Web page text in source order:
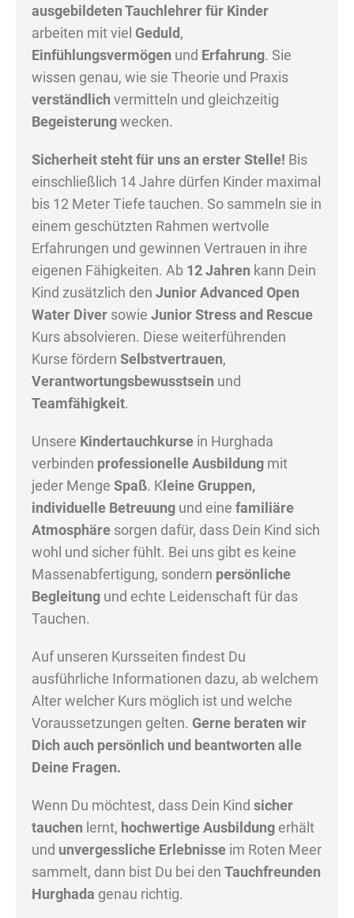
ausgebildeten Tauchlehrer für Kinder
arbeiten mit viel Geduld,
Einfühlungsvermögen und Erfahrung. Sie
wissen genau, wie sie Theorie und Praxis
verständlich vermitteln und gleichzeitig
Begeisterungwecken.
Sicherheit steht für uns an erster Stelle! Bis
einschließlich 14 Jahre dürfen Kinder maximal
bis 12 Meter Tiefe tauchen. So sammeln sie in
einem geschützten Rahmen wertvolle
Erfahrungen und gewinnen Vertrauen in ihre
eigenen Fähigkeiten. Ab 12 Jahren kann Dein
Kind zusätzlich denJunior Advanced Open
Water Diver sowieJunior Stress and Rescue
Kurs absolvieren. Diese weiterführenden
Kurse fördernSelbstvertrauen,
Verantwortungsbewusstsein und
Teamfähigkeit.
Unsere Kindertauchkurse in Hurghada
verbinden professionelle Ausbildung mit
jeder MengeSpaß. K leine Gruppen,
individuelle Betreuung und einefamiliäre
Atmosphäre sorgen dafür, dass Dein Kind sich
wohl und sicher fühlt. Bei uns gibt es keine
Massenabfertigung, sondern persönliche
Begleitung und echte Leidenschaft für das
Tauchen.
Auf unseren Kursseiten findest Du
ausführliche Informationen dazu, ab welchem
Alter welcher Kurs möglich ist und welche
Voraussetzungen gelten. Gerne beraten wir
Dich auch persönlich und beantworten alle
Deine Fragen.
Wenn Du möchtest, dass Dein Kindsicher
tauchen lernt, hochwertige Ausbildung erhält
und unvergessliche Erlebnisse im Roten Meer
sammelt, dann bist Du bei denTauchfreunden
Hurghada genau richtig.